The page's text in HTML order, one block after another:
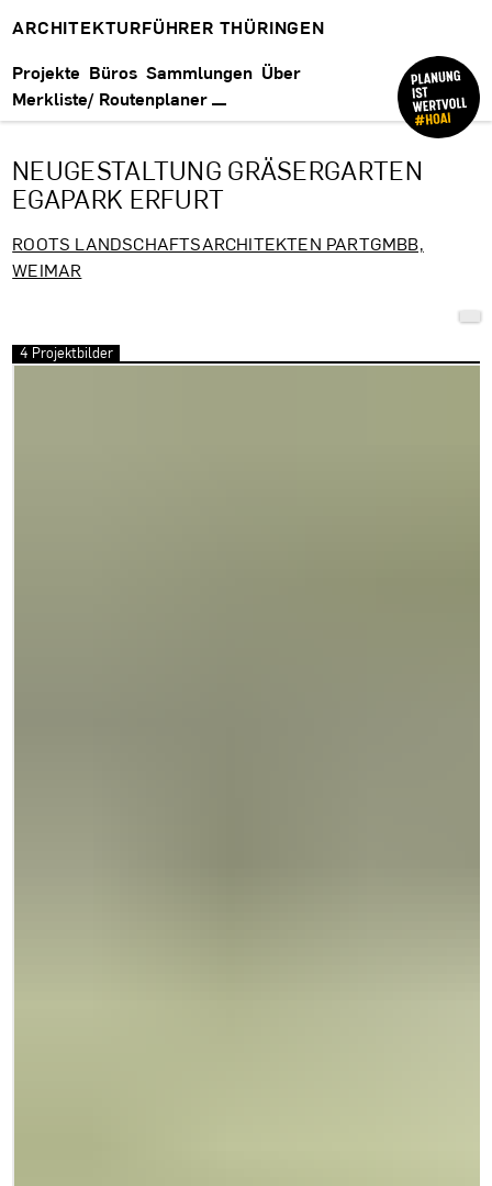
ARCHITEKTURFÜHRER THÜRINGEN
Projekte Büros Sammlungen Über
Merkliste/ Routenplaner
NEUGESTALTUNG GRÄSERGARTEN
EGAPARK ERFURT
ROOTS LANDSCHAFTSARCHITEKTEN PARTGMBB,
WEIMAR
4 Projektbilder
Bilder überspringen